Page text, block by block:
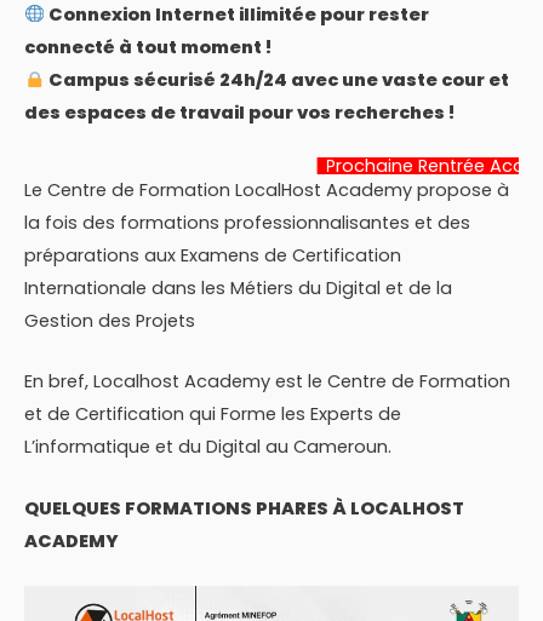
Connexion Internet illimitée pour rester
connecté à tout moment !
Campus sécurisé 24h/24 avec une vaste cour et
des espaces de travail pour vos recherches !
Prochaine Rentrée Académique:
Le Centre de Formation LocalHost Academy propose à
la fois des formations professionnalisantes et des
préparations aux Examens de Certification
Internationale dans les Métiers du Digital et de la
Gestion des Projets
En bref, Localhost Academy est le Centre de Formation
et de Certification qui Forme les Experts de
L’informatique et du Digital au Cameroun.
QUELQUES FORMATIONS PHARES À LOCALHOST
ACADEMY